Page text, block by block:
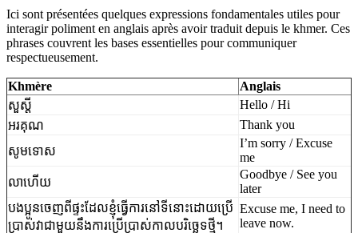
Ici sont présentées quelques expressions fondamentales utiles pour
interagir poliment en anglais après avoir traduit depuis le khmer. Ces
phrases couvrent les bases essentielles pour communiquer
respectueusement.
Khmère
Anglais
សួស្តី
Hello / Hi
អរគុណ
Thank you
សូមទោស
I’m sorry / Excuse
me
លាហើយ
Goodbye / See you
later
បងប្អូន​ចេញ​ពី​ផ្ទះ​ដែល​ខ្ញុំ​ធ្វើ​ការ​នៅ​ទី​នោះ​ដោយ​ប្រើ​
ប្រាស់​វា​ជាមួយ​នឹង​ការ​ប្រើ​ប្រាស់​កាល​បរិច្ឆេទ​ថ្មី​។
Excuse me, I need to
leave now.